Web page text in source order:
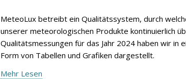
MeteoLux betreibt ein Qualitätssystem, durch
unserer meteorologischen Produkte kontinuierlich
Qualitätsmessungen für das Jahr 2024 haben wir in
Form von Tabellen und Grafiken dargestellt.
Mehr Lesen